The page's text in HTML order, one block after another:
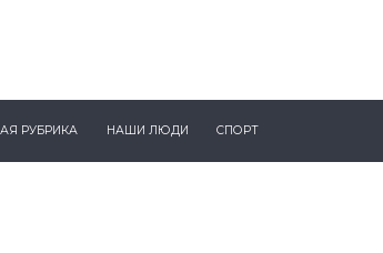
РУБРИКА НАШИ ЛЮДИ СПОРТ